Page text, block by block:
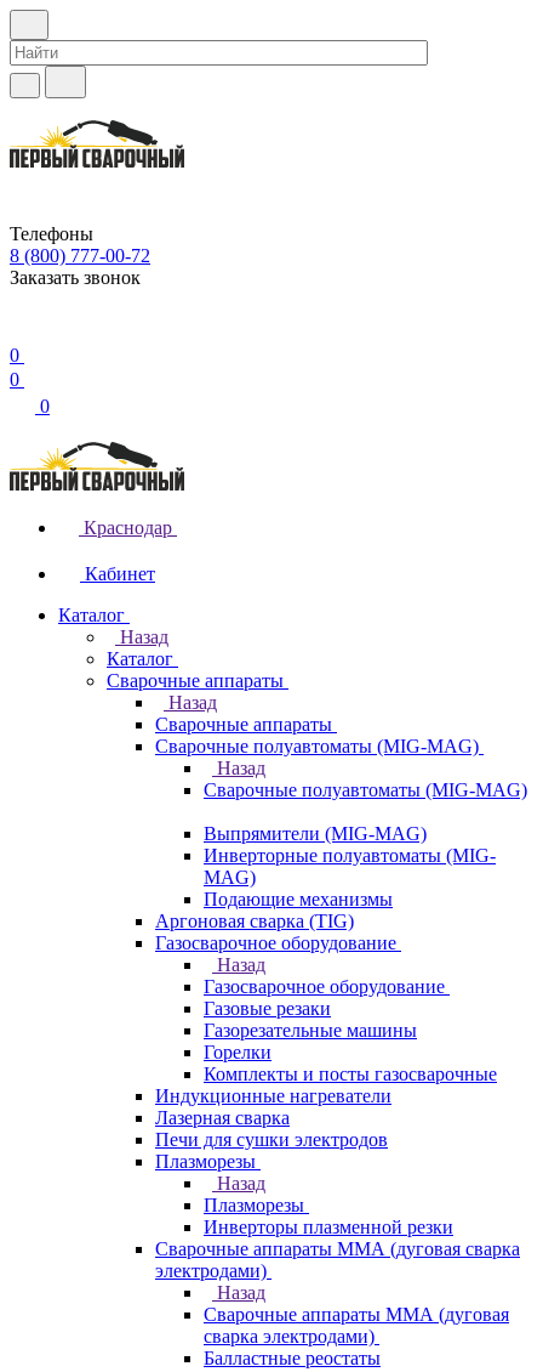
Телефоны
8 (800) 777-00-72
Заказать звонок
0
0
0
Краснодар
Кабинет
Каталог
Назад
Каталог
Сварочные аппараты
Назад
Сварочные аппараты
Сварочные полуавтоматы (MIG-MAG)
Назад
Сварочные полуавтоматы (MIG-MAG)
Выпрямители (MIG-MAG)
Инверторные полуавтоматы (MIG-
MAG)
Подающие механизмы
Аргоновая сварка (TIG)
Газосварочное оборудование
Назад
Газосварочное оборудование
Газовые резаки
Газорезательные машины
Горелки
Комплекты и посты газосварочные
Индукционные нагреватели
Лазерная сварка
Печи для сушки электродов
Плазморезы
Назад
Плазморезы
Инверторы плазменной резки
Сварочные аппараты ММА (дуговая сварка
электродами)
Назад
Сварочные аппараты ММА (дуговая
сварка электродами)
Балластные реостаты